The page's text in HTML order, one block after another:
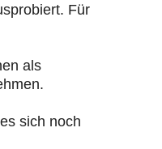
Für
als
sich noch